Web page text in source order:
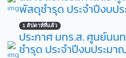
พัสดุชำรุด ประจำปีงบป
1 สัปดาห์ที่แล้ว
ประกาศ มทร.ส. ศูนย์นน
ชำรุด ประจำปีงบประม